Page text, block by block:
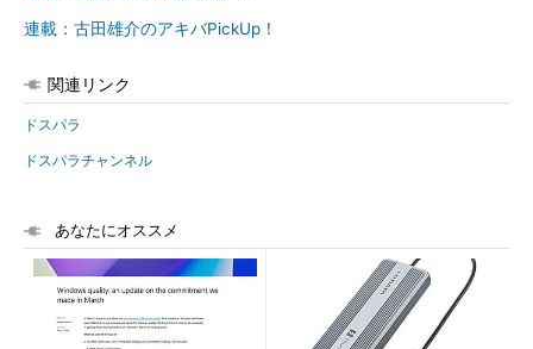
連載：古田雄介のアキバPickUp！
関連リンク
ドスパラ
ドスパラチャンネル
あなたにオススメ